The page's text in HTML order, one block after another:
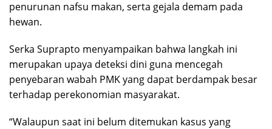
penurunan nafsu makan, serta gejala demam pada
hewan.
Serka Suprapto menyampaikan bahwa langkah ini
merupakan upaya deteksi dini guna mencegah
penyebaran wabah PMK yang dapat berdampak besar
terhadap perekonomian masyarakat.
“Walaupun saat ini belum ditemukan kasus yang